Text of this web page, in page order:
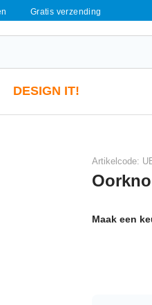
Gratis verzending
DESIGN IT!
Artikelcode:
Maak een